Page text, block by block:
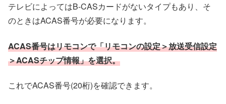
テレビによってはB-CASカードがないタイプもあり、そ
のときはACAS番号が必要になります。
ACAS番号はリモコンで「リモコンの設定＞放送受信設定
＞ACASチップ情報」を選択。
これでACAS番号(20桁)を確認できます。